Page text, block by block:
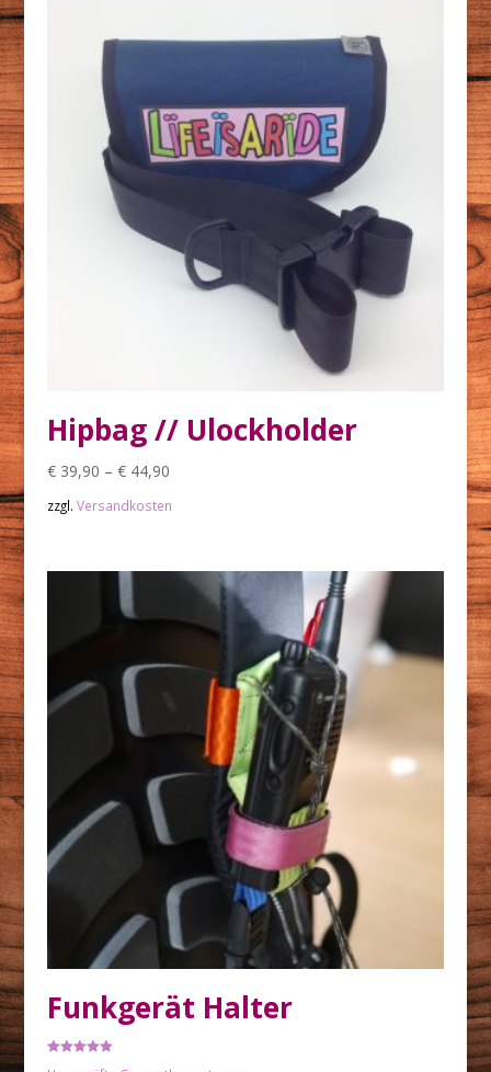
Hipbag // Ulockholder
€39,90 – €44,90
zzgl. Versandkosten
Funkgerät Halter